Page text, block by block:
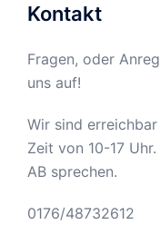
Kontakt
Fragen, oder
uns auf!
Wir sind
Zeit von 10-17
AB sprechen.
0176/48732612